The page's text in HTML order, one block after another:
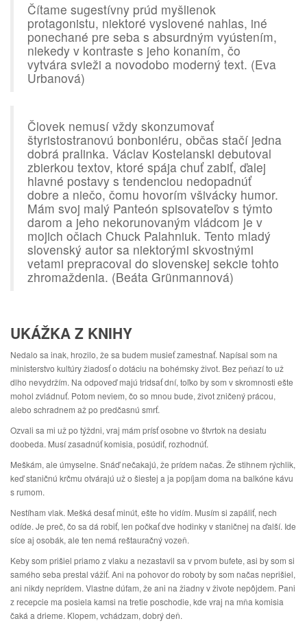
Čítame sugestívny prúd myšlienok
protagonistu, niektoré vyslovené nahlas, iné
ponechané pre seba s absurdným vyústením,
niekedy v kontraste s jeho konaním, čo
vytvára svieži a novodobo moderný text. (Eva
Urbanová)
Človek nemusí vždy skonzumovať
štyristostranovú bonboniéru, občas stačí jedna
dobrá pralinka. Václav Kostelanski debutoval
zbierkou textov, ktoré spája chuť zabiť, ďalej
hlavné postavy s tendenciou nedopadnúť
dobre a niečo, čomu hovorím všivácky humor.
Mám svoj malý Panteón spisovateľov s týmto
darom a jeho nekorunovaným vládcom je v
mojich očiach Chuck Palahniuk. Tento mladý
slovenský autor sa niektorými skvostnými
vetami prepracoval do slovenskej sekcie tohto
zhromaždenia. (Beáta Grünmannová)
UKÁŽKA Z KNIHY
Nedalo sa inak, hrozilo, že sa budem musieť zamestnať. Napísal som na
ministerstvo kultúry žiadosť o dotáciu na bohémsky život. Bez peňazí to už
dlho nevydržím. Na odpoveď majú tridsať dní, toľko by som v skromnosti ešte
mohol zvládnuť. Potom neviem, čo so mnou bude, život zničený prácou,
alebo schradnem až po predčasnú smrť.
Ozvali sa mi už po týždni, vraj mám prísť osobne vo štvrtok na desiatu
doobeda. Musí zasadnúť komisia, posúdiť, rozhodnúť.
Meškám, ale úmyselne. Snáď nečakajú, že prídem načas. Že stihnem rýchlik,
keď staničnú krčmu otvárajú už o šiestej a ja popíjam doma na balkóne kávu
s rumom.
Nestíham vlak. Mešká desať minút, ešte ho vidím. Musím si zapáliť, nech
odíde. Je preč, čo sa dá robiť, len počkať dve hodinky v staničnej na ďalší. Ide
síce aj osobák, ale ten nemá reštauračný vozeň.
Keby som prišiel priamo z vlaku a nezastavil sa v prvom bufete, asi by som si
samého seba prestal vážiť. Ani na pohovor do roboty by som načas neprišiel,
ani nikdy neprídem. Vlastne dúfam, že ani na žiadny v živote nepôjdem. Pani
z recepcie ma posiela kamsi na tretie poschodie, kde vraj na mňa komisia
čaká a drieme. Klopem, vchádzam, dobrý deň.